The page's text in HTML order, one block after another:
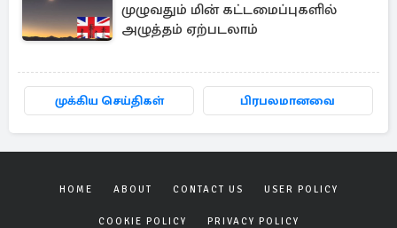
முழுவதும் மின் கட்டமைப்புகளில்
அழுத்தம் ஏற்படலாம்
முக்கிய செய்திகள் பிரபலமானவை
HOME ABOUT CONTACT US USER POLICY
COOKIE POLICY PRIVACY POLICY